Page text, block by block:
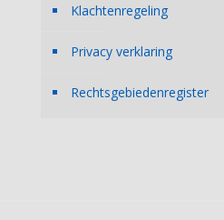
Klachtenregeling
Privacy verklaring
Rechtsgebiedenregister